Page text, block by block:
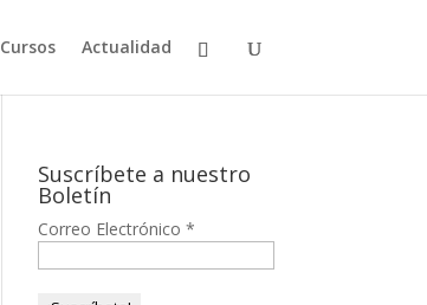
Cursos Actualidad
Suscríbete a nuestro
Boletín
Correo Electrónico*